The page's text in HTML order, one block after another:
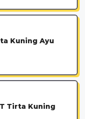
Kuning Ayu
Tirta Kuning